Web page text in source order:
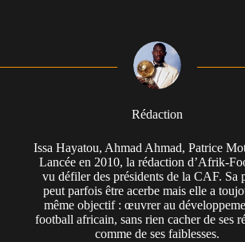
Rédaction
Issa Hayatou, Ahmad Ahmad, Patrice
Lancée en 2010, la rédaction d’Afrik-
vu défiler des présidents de la CAF. Sa
peut parfois être acerbe mais elle a
même objectif : œuvrer au
football africain, sans rien cacher de ses
comme de ses faiblesses.